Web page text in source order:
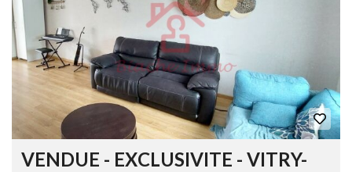
VENDUE - EXCLUSIVITE - VITRY-